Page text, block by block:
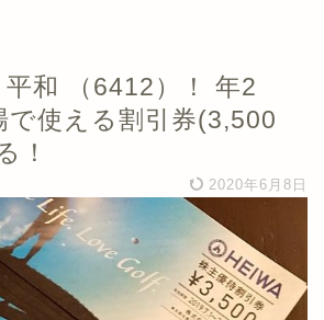
平和 （6412）！ 年2
で使える割引券(3,500
！
2020年6月8日